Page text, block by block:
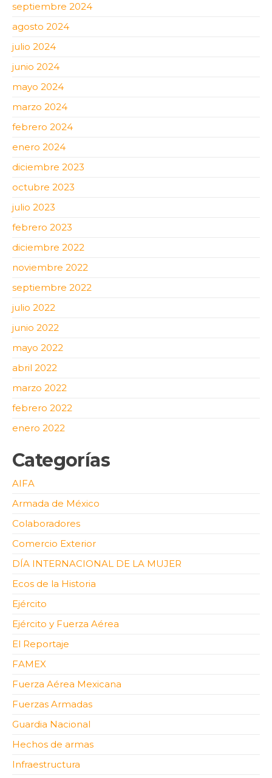
septiembre 2024
agosto 2024
julio 2024
junio 2024
mayo 2024
marzo 2024
febrero 2024
enero 2024
diciembre 2023
octubre 2023
julio 2023
febrero 2023
diciembre 2022
noviembre 2022
septiembre 2022
julio 2022
junio 2022
mayo 2022
abril 2022
marzo 2022
febrero 2022
enero 2022
Categorías
AIFA
Armada de México
Colaboradores
Comercio Exterior
DÍA INTERNACIONAL DE LA MUJER
Ecos de la Historia
Ejército
Ejército y Fuerza Aérea
El Reportaje
FAMEX
Fuerza Aérea Mexicana
Fuerzas Armadas
Guardia Nacional
Hechos de armas
Infraestructura